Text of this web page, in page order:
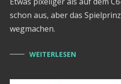
schon aus, aber das
wegmachen.
WEITERLESEN